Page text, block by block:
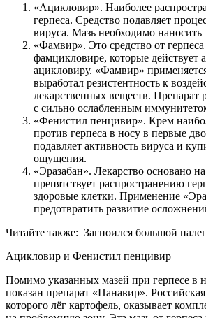
«Ацикловир». Наиболее
герпеса. Средство подавляет
вируса. Мазь необходимо
«Фамвир». Это средство от
фамцикловире, которые действует
ацикловиру. «Фамвир»
выработал резистентность к
лекарственных веществ. Препарат
с сильно ослабленным
«Фенистил пенцивир». Крем
против герпеса в носу в первые
подавляет активность вируса и
ощущения.
«Эразабан». Лекарство основано
препятствует распространению
здоровые клетки. Применение
предотвратить развитие
Читайте также: Загноился большой
Ацикловир и Фенистил пенцивир
Помимо указанных мазей при герпесе в
показан препарат «Панавир».
которого лёг картофель, оказывает